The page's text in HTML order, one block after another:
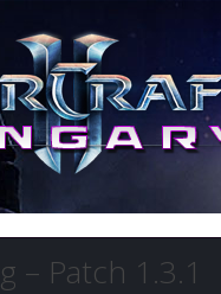
– Patch 1.3.1